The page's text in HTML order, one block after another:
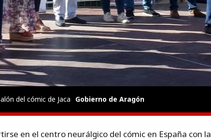
del cómic de Jaca Gobierno de Aragón
en el centro neurálgico del cómic en España con la